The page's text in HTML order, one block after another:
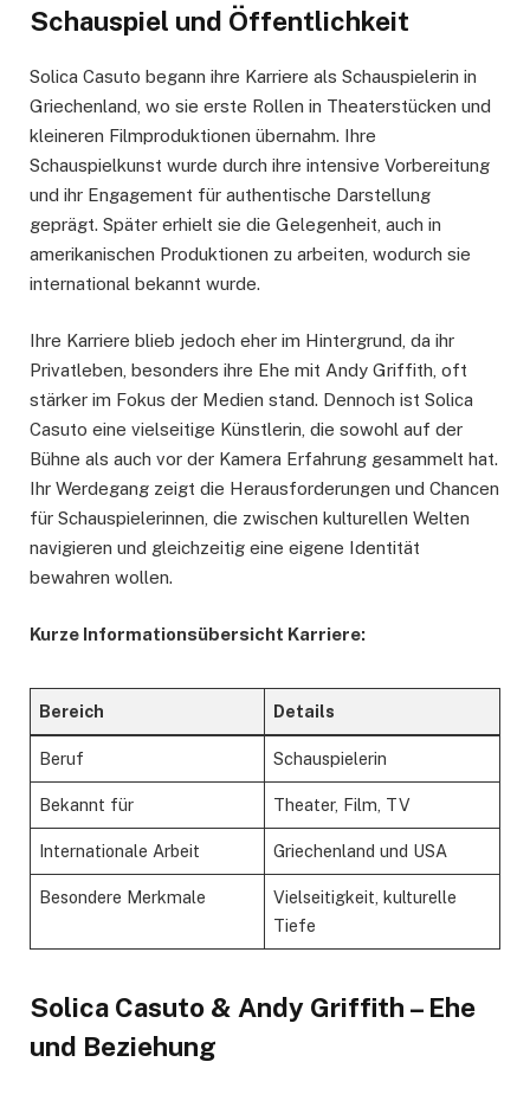
Schauspiel und Öffentlichkeit
Solica Casuto begann ihre Karriere als Schauspielerin in
Griechenland, wo sie erste Rollen in Theaterstücken und
kleineren Filmproduktionen übernahm. Ihre
Schauspielkunst wurde durch ihre intensive Vorbereitung
und ihr Engagement für authentische Darstellung
geprägt. Später erhielt sie die Gelegenheit, auch in
amerikanischen Produktionen zu arbeiten, wodurch sie
international bekannt wurde.
Ihre Karriere blieb jedoch eher im Hintergrund, da ihr
Privatleben, besonders ihre Ehe mit Andy Griffith, oft
stärker im Fokus der Medien stand. Dennoch ist Solica
Casuto eine vielseitige Künstlerin, die sowohl auf der
Bühne als auch vor der Kamera Erfahrung gesammelt hat.
Ihr Werdegang zeigt die Herausforderungen und Chancen
für Schauspielerinnen, die zwischen kulturellen Welten
navigieren und gleichzeitig eine eigene Identität
bewahren wollen.
Kurze Informationsübersicht Karriere:
Bereich Details
Beruf Schauspielerin
Bekannt für Theater, Film, TV
Internationale Arbeit Griechenland und USA
Besondere Merkmale
Vielseitigkeit, kulturelle
Tiefe
Solica Casuto & Andy Griffith – Ehe
und Beziehung